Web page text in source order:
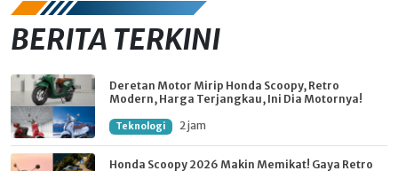
BERITA TERKINI
Deretan Motor Mirip Honda Scoopy, Retro
Modern, Harga Terjangkau, Ini Dia Motornya!
Teknologi 2 jam
Honda Scoopy 2026 Makin Memikat! Gaya Retro